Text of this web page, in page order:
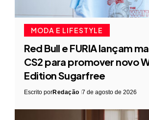
MODA E LIFESTYLE
Red Bull e FURIA lançam
CS2 para promover novo
Edition Sugarfree
Escrito porRedação 7 de agosto de 2026